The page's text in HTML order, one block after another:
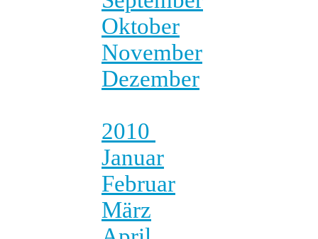
Oktober
November
Dezember
2010
Januar
Februar
März